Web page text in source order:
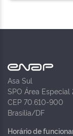
Asa Sul
SPO Área Especial
CEP 70.610-900
Brasília/DF
Horário de